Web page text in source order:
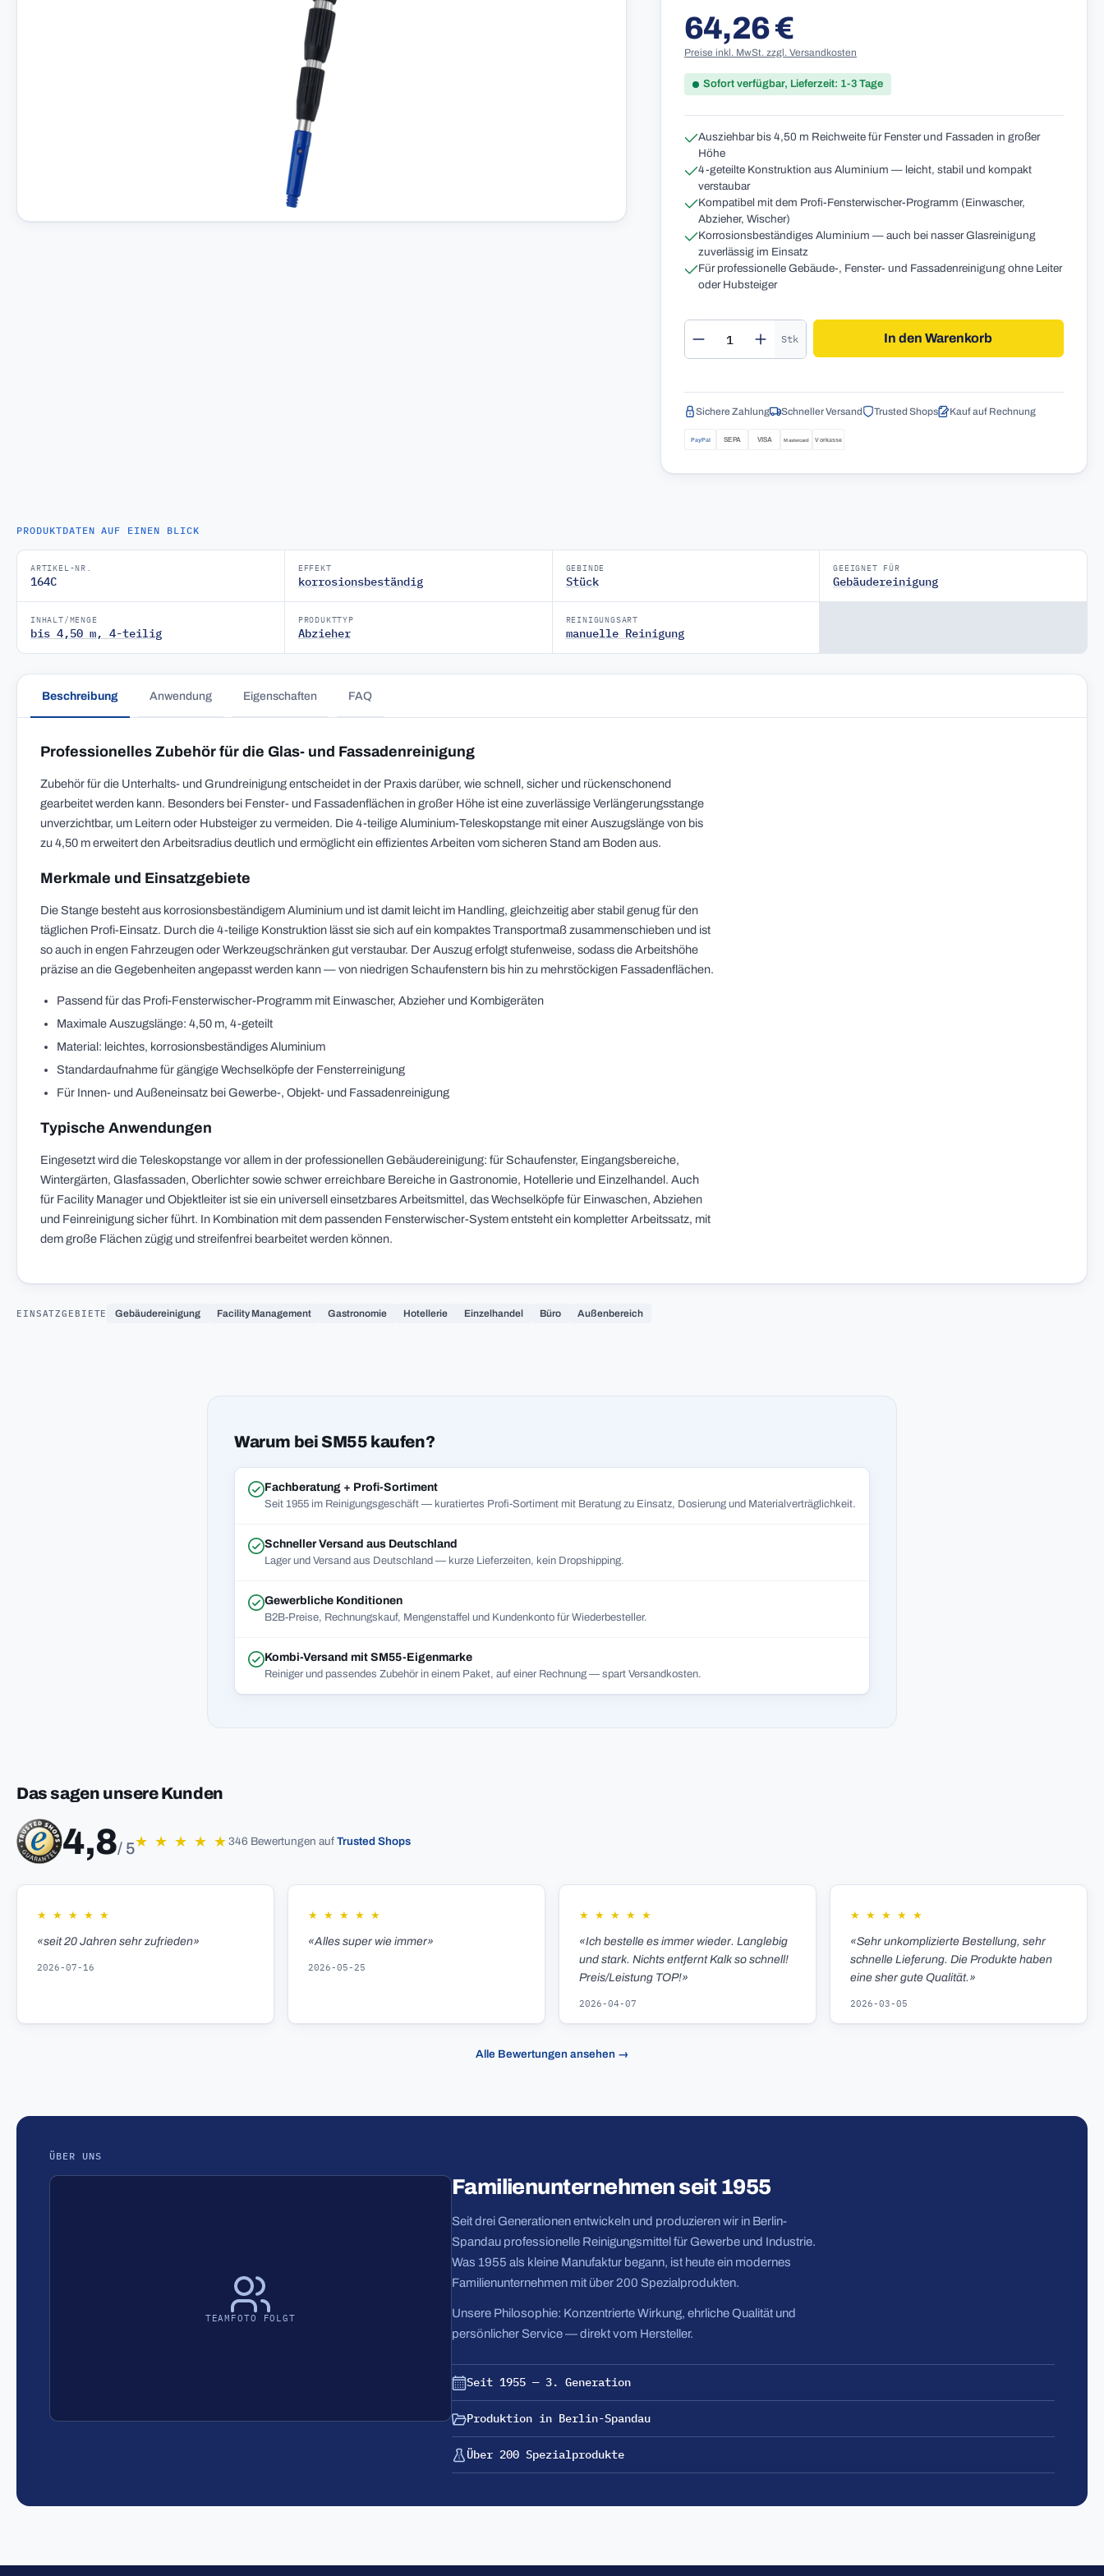
Regulärer Preis:
64,26 €
Preise inkl. MwSt. zzgl. Versandkosten
Sofort verfügbar, Lieferzeit: 1-3 Tage
Ausziehbar bis 4,50 m Reichweite für Fenster und Fassaden in großer
Höhe
4-geteilte Konstruktion aus Aluminium — leicht, stabil und kompakt
verstaubar
Kompatibel mit dem Profi-Fensterwischer-Programm (Einwascher,
Abzieher, Wischer)
Korrosionsbeständiges Aluminium — auch bei nasser Glasreinigung
zuverlässig im Einsatz
Für professionelle Gebäude-, Fenster- und Fassadenreinigung ohne Leiter
oder Hubsteiger
Produkt Anzahl: Gib den gewünschten Wert
Stk In den Warenkorb
Sichere Zahlung Schneller Versand Trusted Shops Kauf auf Rechnung
PRODUKTDATEN AUF EINEN BLICK
ARTIKEL-NR.
164C
EFFEKT
korrosionsbeständig
GEBINDE
Stück
GEEIGNET FÜR
Gebäudereinigung
INHALT/MENGE
bis 4,50 m, 4-teilig
PRODUKTTYP
Abzieher
REINIGUNGSART
manuelle Reinigung
Beschreibung Anwendung Eigenschaften FAQ
Professionelles Zubehör für die Glas- und Fassadenreinigung
Zubehör für die Unterhalts- und Grundreinigung entscheidet in der Praxis darüber, wie schnell, sicher und rückenschonend
gearbeitet werden kann. Besonders bei Fenster- und Fassadenflächen in großer Höhe ist eine zuverlässige Verlängerungsstange
unverzichtbar, um Leitern oder Hubsteiger zu vermeiden. Die 4-teilige Aluminium-Teleskopstange mit einer Auszugslänge von bis
zu 4,50 m erweitert den Arbeitsradius deutlich und ermöglicht ein effizientes Arbeiten vom sicheren Stand am Boden aus.
Merkmale und Einsatzgebiete
Die Stange besteht aus korrosionsbeständigem Aluminium und ist damit leicht im Handling, gleichzeitig aber stabil genug für den
täglichen Profi-Einsatz. Durch die 4-teilige Konstruktion lässt sie sich auf ein kompaktes Transportmaß zusammenschieben und ist
so auch in engen Fahrzeugen oder Werkzeugschränken gut verstaubar. Der Auszug erfolgt stufenweise, sodass die Arbeitshöhe
präzise an die Gegebenheiten angepasst werden kann — von niedrigen Schaufenstern bis hin zu mehrstöckigen Fassadenflächen.
Passend für das Profi-Fensterwischer-Programm mit Einwascher, Abzieher und Kombigeräten
Maximale Auszugslänge: 4,50 m, 4-geteilt
Material: leichtes, korrosionsbeständiges Aluminium
Standardaufnahme für gängige Wechselköpfe der Fensterreinigung
Für Innen- und Außeneinsatz bei Gewerbe-, Objekt- und Fassadenreinigung
Typische Anwendungen
Eingesetzt wird die Teleskopstange vor allem in der professionellen Gebäudereinigung: für Schaufenster, Eingangsbereiche,
Wintergärten, Glasfassaden, Oberlichter sowie schwer erreichbare Bereiche in Gastronomie, Hotellerie und Einzelhandel. Auch
für Facility Manager und Objektleiter ist sie ein universell einsetzbares Arbeitsmittel, das Wechselköpfe für Einwaschen, Abziehen
und Feinreinigung sicher führt. In Kombination mit dem passenden Fensterwischer-System entsteht ein kompletter Arbeitssatz, mit
dem große Flächen zügig und streifenfrei bearbeitet werden können.
EINSATZGEBIETE Gebäudereinigung Facility Management Gastronomie Hotellerie Einzelhandel Büro Außenbereich
Warum bei SM55 kaufen?
Fachberatung + Profi-Sortiment
Seit 1955 im Reinigungsgeschäft — kuratiertes Profi-Sortiment mit Beratung zu Einsatz, Dosierung und Materialverträglichkeit.
Schneller Versand aus Deutschland
Lager und Versand aus Deutschland — kurze Lieferzeiten, kein Dropshipping.
Gewerbliche Konditionen
B2B-Preise, Rechnungskauf, Mengenstaffel und Kundenkonto für Wiederbesteller.
Kombi-Versand mit SM55-Eigenmarke
Reiniger und passendes Zubehör in einem Paket, auf einer Rechnung — spart Versandkosten.
Das sagen unsere Kunden
4,8/ 5★ ★ ★ ★ ★346 Bewertungen aufTrusted Shops
★ ★ ★ ★ ★
«seit 20 Jahren sehr zufrieden»
2026-07-16
★ ★ ★ ★ ★
«Alles super wie immer»
2026-05-25
★ ★ ★ ★ ★
«Ich bestelle es immer wieder. Langlebig
und stark. Nichts entfernt Kalk so schnell!
Preis/Leistung TOP!»
2026-04-07
★ ★ ★ ★ ★
«Sehr unkomplizierte Bestellung, sehr
schnelle Lieferung. Die Produkte haben
eine sher gute Qualität.»
2026-03-05
Alle Bewertungen ansehen →
ÜBER UNS
TEAMFOTO FOLGT
Familienunternehmen seit 1955
Seit drei Generationen entwickeln und produzieren wir in Berlin-
Spandau professionelle Reinigungsmittel für Gewerbe und Industrie.
Was 1955 als kleine Manufaktur begann, ist heute ein modernes
Familienunternehmen mit über 200 Spezialprodukten.
Unsere Philosophie: Konzentrierte Wirkung, ehrliche Qualität und
persönlicher Service — direkt vom Hersteller.
Seit 1955 — 3. Generation
Produktion in Berlin-Spandau
Über 200 Spezialprodukte